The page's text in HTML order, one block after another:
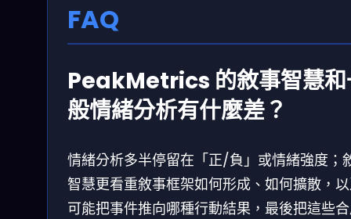
FAQ
PeakMetrics 的敘事智慧和
般情緒分析有什麼差？
情緒分析多半停留在「正/負」或情緒強度；
智慧更看重敘事框架如何形成、如何擴散，
可能把事件推向哪種行動結果，最後把這些